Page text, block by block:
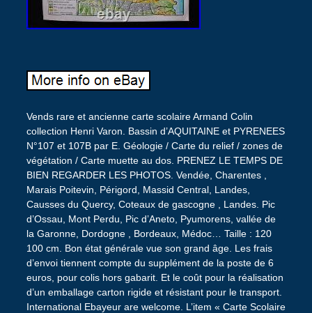
Vends rare et ancienne carte scolaire Armand Colin
collection Henri Varon. Bassin d’AQUITAINE et PYRENEES
N°107 et 107B par E. Géologie / Carte du relief / zones de
végétation / Carte muette au dos. PRENEZ LE TEMPS DE
BIEN REGARDER LES PHOTOS. Vendée, Charentes ,
Marais Poitevin, Périgord, Massid Central, Landes,
Causses du Quercy, Coteaux de gascogne , Landes. Pic
d’Ossau, Mont Perdu, Pic d’Aneto, Pyumorens, vallée de
la Garonne, Dordogne , Bordeaux, Médoc… Taille : 120
100 cm. Bon état générale vue son grand âge. Les frais
d’envoi tiennent compte du supplément de la poste de 6
euros, pour colis hors gabarit. Et le coût pour la réalisation
d’un emballage carton rigide et résistant pour le transport.
International Ebayeur are welcome. L’item « Carte Scolaire